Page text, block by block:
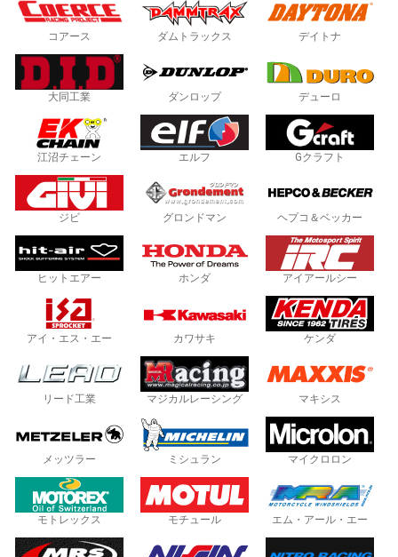
コアース ダムトラックス デイトナ
大同工業 ダンロップ デューロ
江沼チェーン エルフ Gクラフト
ジビ グロンドマン ヘプコ＆ベッカー
ヒットエアー ホンダ アイアールシー
アイ・エス・エー カワサキ ケンダ
リード工業 マジカルレーシング マキシス
メッツラー ミシュラン マイクロロン
モトレックス モチュール エム・アール・エー